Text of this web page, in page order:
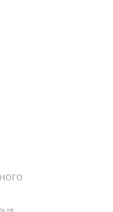
не